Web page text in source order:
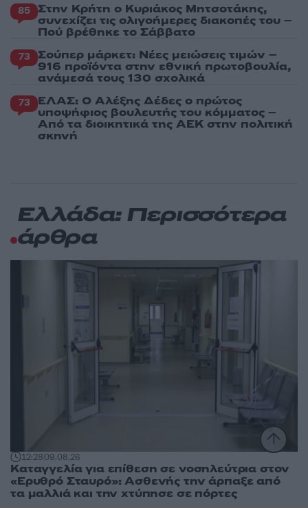
85 Στην Κρήτη ο Κυριάκος Μητσοτάκης,
συνεχίζει τις ολιγοήμερες διακοπές του –
Πού βρέθηκε το Σάββατο
73 Σούπερ μάρκετ: Νέες μειώσεις τιμών –
916 προϊόντα στην εθνική πρωτοβουλία,
ανάμεσά τους 130 σχολικά
73 ΕΛΑΣ: Ο Αλέξης Δέδες ο πρώτος
υποψήφιος βουλευτής του κόμματος –
Από τα διοικητικά της ΑΕΚ στην πολιτική
σκηνή
Ελλάδα: Περισσότερα
άρθρα
12:2809.08.26
Καταγγελία για επίθεση σε νοσηλεύτρια στον
«Ερυθρό Σταυρό»: Ασθενής την άρπαξε από
τα μαλλιά και την χτύπησε σε πόρτες